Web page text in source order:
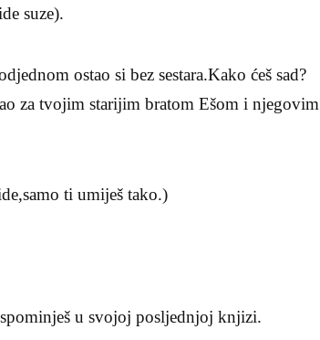
suze).
ostao si bez sestara.Kako ćeš sad?
za tvojim starijim bratom Ešom i njegovim
ti umiješ tako.)
u svojoj posljednjoj knjizi.